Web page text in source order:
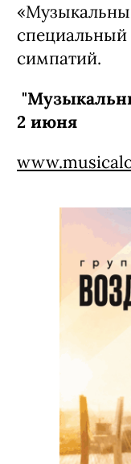
специальный
симпатий.
2 июня